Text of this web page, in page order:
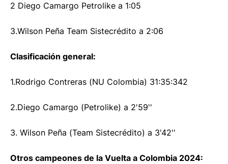
2 Diego Camargo Petrolike a 1:05
3.Wilson Peña Team Sistecrédito a 2:06
Clasificación general:
1.Rodrigo Contreras (NU Colombia) 31:35:342
2.Diego Camargo (Petrolike) a 2'59''
3. Wilson Peña (Team Sistecrédito) a 3'42''
Otros campeones de la Vuelta a Colombia 2024: